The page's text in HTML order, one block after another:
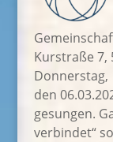
Kurstraße 7,
Donnerstag,
den
gesungen.
verbindet“